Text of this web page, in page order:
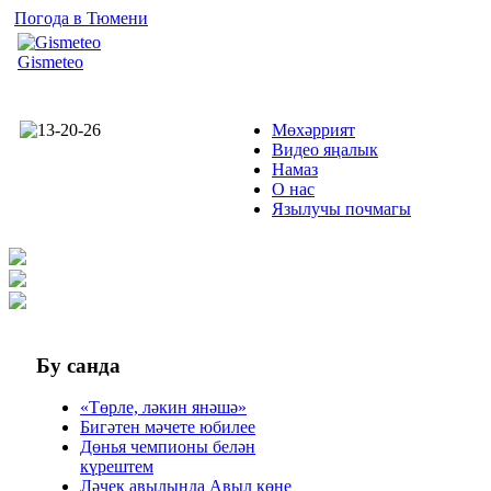
Погода в Тюмени
Gismeteo
Мөхәррият
Видео яңалык
Намаз
О нас
Язылучы почмагы
Бу санда
«Төрле, ләкин янәшә»
Бигәтен мәчете юбилее
Дөнья чемпионы белән
күрештем
Ләчек авылында Авыл көне